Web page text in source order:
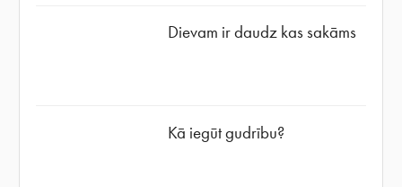
Dievam ir daudz kas sakāms
Kā iegūt gudrību?